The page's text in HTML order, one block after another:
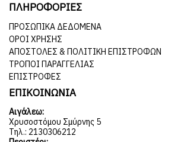
ΠΛΗΡΟΦΟΡΙΕΣ
ΠΡΟΣΩΠΙΚΆ ΔΕΔΟΜΈΝΑ
ΌΡΟΙ ΧΡΉΣΗΣ
ΑΠΟΣΤΟΛΈΣ & ΠΟΛΙΤΙΚΉ ΕΠΙΣΤΡΟΦΏΝ
ΤΡΌΠΟΙ ΠΑΡΑΓΓΕΛΊΑΣ
ΕΠΙΣΤΡΟΦΈΣ
ΕΠΙΚΟΙΝΩΝΙΑ
Αιγάλεω:
Χρυσοστόμου Σμύρνης 5
Τηλ.: 2130306212